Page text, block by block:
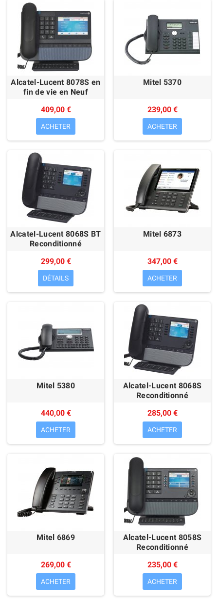
Alcatel-Lucent 8078S en
fin de vie en Neuf
409,00 €
ACHETER
Mitel 5370
239,00 €
ACHETER
Alcatel-Lucent 8068S BT
Reconditionné
299,00 €
DÉTAILS
Mitel 6873
347,00 €
ACHETER
Mitel 5380
440,00 €
ACHETER
Alcatel-Lucent 8068S
Reconditionné
285,00 €
ACHETER
Mitel 6869
269,00 €
ACHETER
Alcatel-Lucent 8058S
Reconditionné
235,00 €
ACHETER